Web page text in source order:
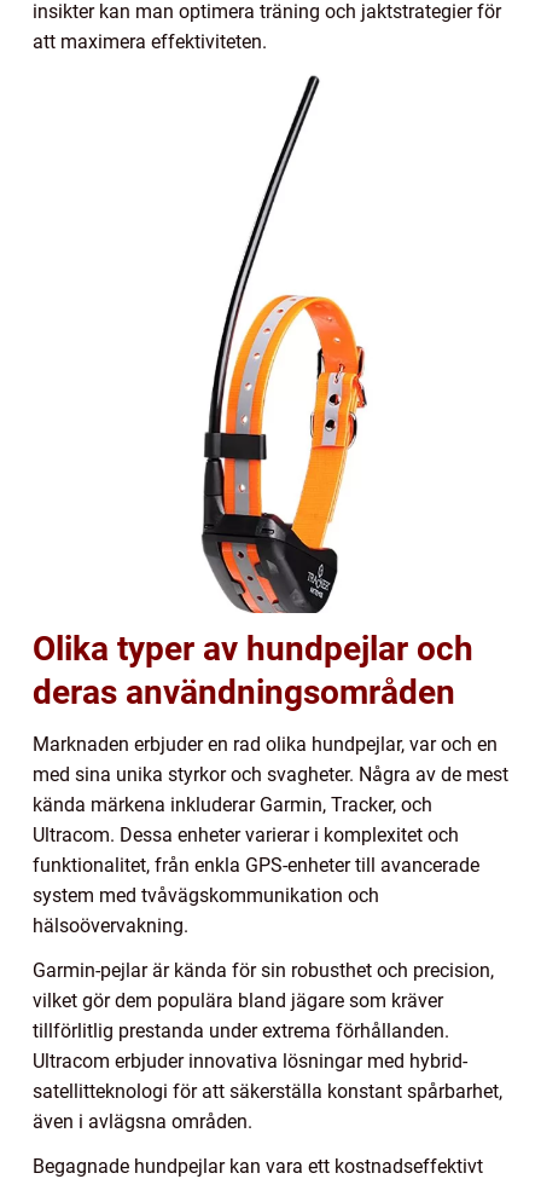
insikter kan man optimera träning och jaktstrategier för
att maximera effektiviteten.
Olika typer av hundpejlar och
deras användningsområden
Marknaden erbjuder en rad olika hundpejlar, var och en
med sina unika styrkor och svagheter. Några av de mest
kända märkena inkluderar Garmin, Tracker, och
Ultracom. Dessa enheter varierar i komplexitet och
funktionalitet, från enkla GPS-enheter till avancerade
system med tvåvägskommunikation och
hälsoövervakning.
Garmin-pejlar är kända för sin robusthet och precision,
vilket gör dem populära bland jägare som kräver
tillförlitlig prestanda under extrema förhållanden.
Ultracom erbjuder innovativa lösningar med hybrid-
satellitteknologi för att säkerställa konstant spårbarhet,
även i avlägsna områden.
Begagnade hundpejlar kan vara ett kostnadseffektivt